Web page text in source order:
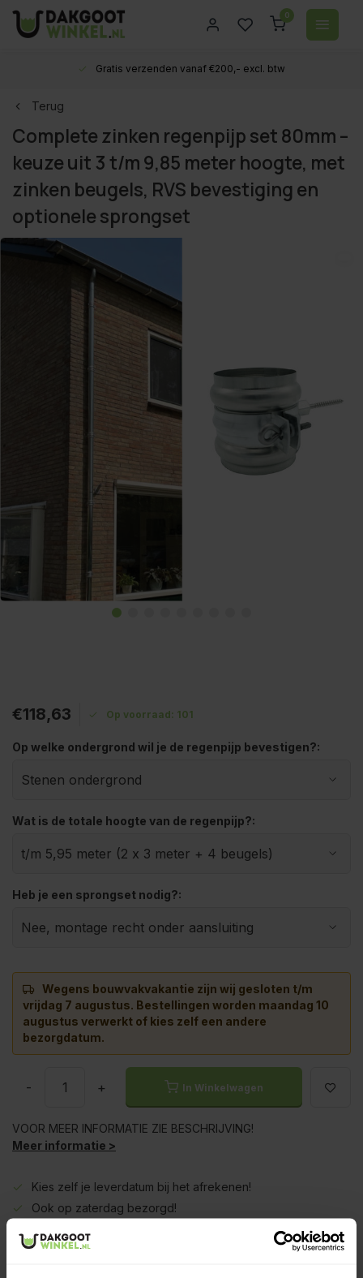
0
Gratis verzenden vanaf €200,- excl. btw
Terug
Complete zinken regenpijp set 80mm –
keuze uit 3 t/m 9,85 meter hoogte, met
zinken beugels, RVS bevestiging en
optionele sprongset
€118,63 Op voorraad: 101
Op welke ondergrond wil je de regenpijp bevestigen?:
Wat is de totale hoogte van de regenpijp?:
Heb je een sprongset nodig?:
Wegens bouwvakvakantie zijn wij gesloten t/m
vrijdag 7 augustus. Bestellingen worden maandag 10
augustus verwerkt of kies zelf een andere
bezorgdatum.
- + In Winkelwagen
VOOR MEER INFORMATIE ZIE BESCHRIJVING!
Meer informatie >
Kies zelf je leverdatum bij het afrekenen!
Ook op zaterdag bezorgd!
Deskundig advies!